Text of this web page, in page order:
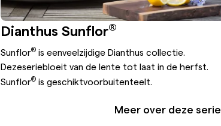
Dianthus Sunflor®
Sunflor® iseenveelzijdige Dianthuscollectie.
Dezeseriebloeit van de lente totlaat in deherfst.
Sunflor® isgeschiktvoorbuitenteelt.
Meer over deze serie